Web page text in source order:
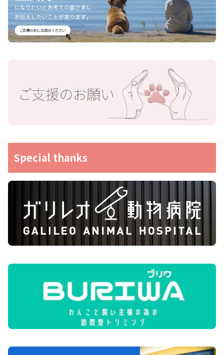
Special thanks